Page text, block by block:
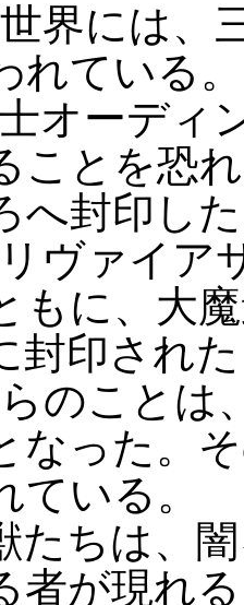
界には、
れている。
オーディ
ことを恐
へ封印し
ヴァイア
もに、大
封印され
のことは
なった。
ている。
たちは、
者が現れ